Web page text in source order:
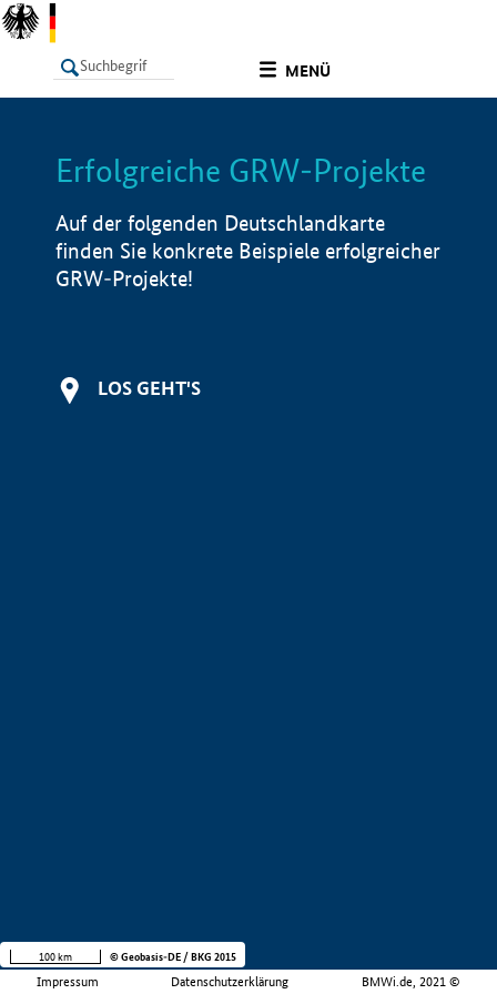
MENÜ
LISTE Info
Erfolgreiche GRW-Projekte
Auf der folgenden Deutschlandkarte
finden Sie konkrete Beispiele erfolgreicher
GRW-Projekte!
LOS GEHT'S
Impressum Datenschutzerklärung BMWi.de, 2021 ©
100 km © Geobasis-DE / BKG 2015